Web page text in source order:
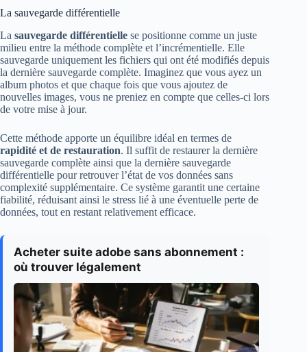
La sauvegarde différentielle
La sauvegarde différentielle se positionne comme un juste
milieu entre la méthode complète et l’incrémentielle. Elle
sauvegarde uniquement les fichiers qui ont été modifiés depuis
la dernière sauvegarde complète. Imaginez que vous ayez un
album photos et que chaque fois que vous ajoutez de
nouvelles images, vous ne preniez en compte que celles-ci lors
de votre mise à jour.
Cette méthode apporte un équilibre idéal en termes de
rapidité et de restauration. Il suffit de restaurer la dernière
sauvegarde complète ainsi que la dernière sauvegarde
différentielle pour retrouver l’état de vos données sans
complexité supplémentaire. Ce système garantit une certaine
fiabilité, réduisant ainsi le stress lié à une éventuelle perte de
données, tout en restant relativement efficace.
Acheter suite adobe sans abonnement :
où trouver légalement